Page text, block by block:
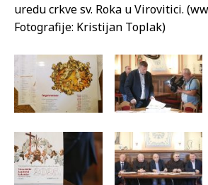
uredu crkve sv. Roka u Virovitici.
Fotografije: Kristijan Toplak)